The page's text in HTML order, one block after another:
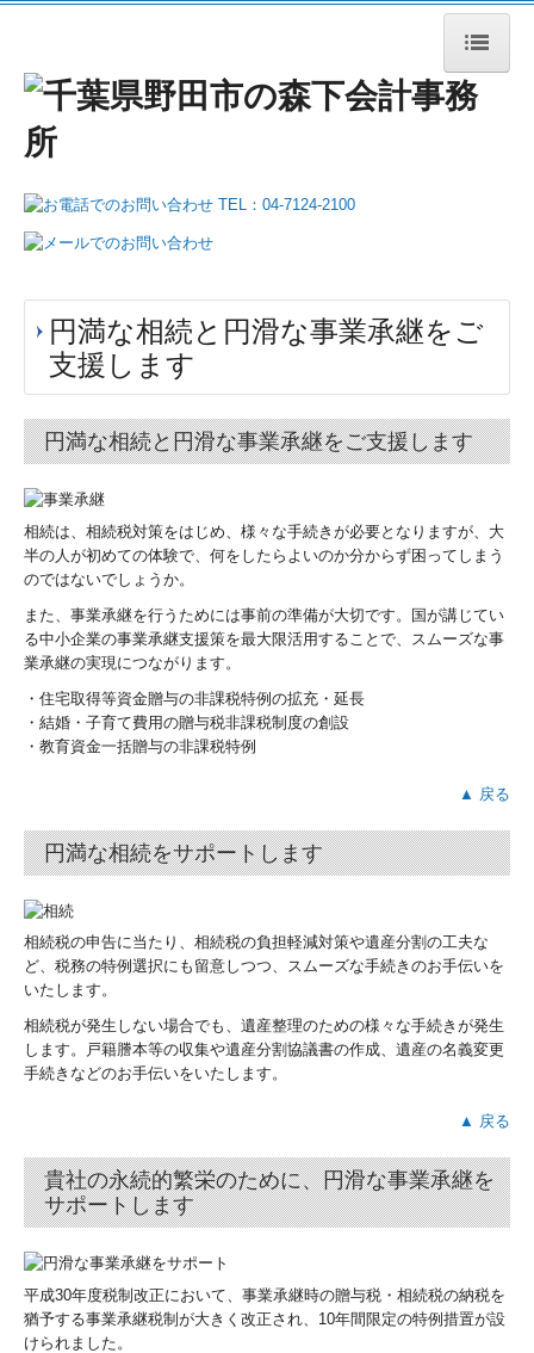
HOME
業務案内
税務・会計
企業のDX化支援
社会福祉法人の皆様へ
公益法人の皆様へ
料金案内
事務所通信
採用情報
職員インタビュー
応募フォーム
過去のセミナー
お問い合わせ
円満な相続と円滑な事業承継をご
支援します
円満な相続と円滑な事業承継をご支援します
相続は、相続税対策をはじめ、様々な手続きが必要となりますが、大
半の人が初めての体験で、何をしたらよいのか分からず困ってしまう
のではないでしょうか。
また、事業承継を行うためには事前の準備が大切です。国が講じてい
る中小企業の事業承継支援策を最大限活用することで、スムーズな事
業承継の実現につながります。
・住宅取得等資金贈与の非課税特例の拡充・延長
・結婚・子育て費用の贈与税非課税制度の創設
・教育資金一括贈与の非課税特例
▲ 戻る
円満な相続をサポートします
相続税の申告に当たり、相続税の負担軽減対策や遺産分割の工夫な
ど、税務の特例選択にも留意しつつ、スムーズな手続きのお手伝いを
いたします。
相続税が発生しない場合でも、遺産整理のための様々な手続きが発生
します。戸籍謄本等の収集や遺産分割協議書の作成、遺産の名義変更
手続きなどのお手伝いをいたします。
▲ 戻る
貴社の永続的繁栄のために、円滑な事業承継を
サポートします
平成30年度税制改正において、事業承継時の贈与税・相続税の納税を
猶予する事業承継税制が大きく改正され、10年間限定の特例措置が設
けられました。